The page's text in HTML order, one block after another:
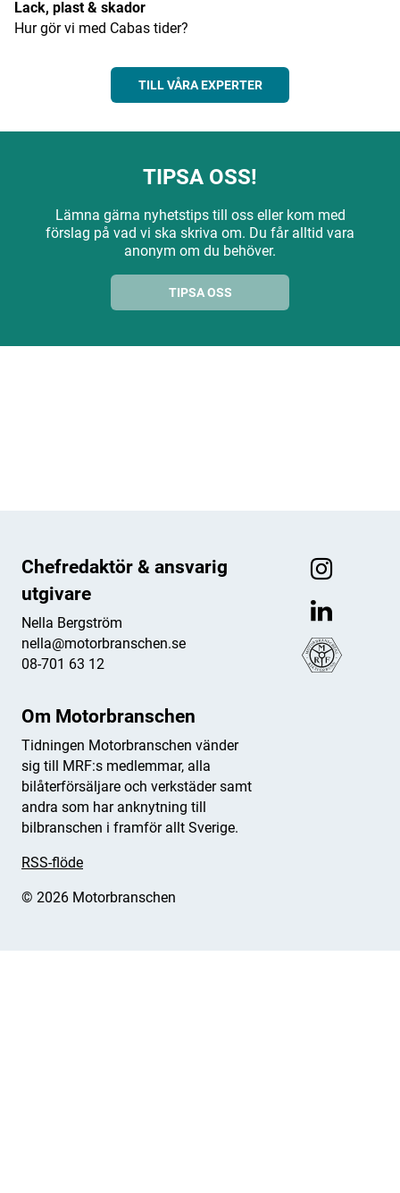
Lack, plast & skador
Hur gör vi med Cabas tider?
TILL VÅRA EXPERTER
TIPSA OSS!
Lämna gärna nyhetstips till oss eller kom med
förslag på vad vi ska skriva om. Du får alltid vara
anonym om du behöver.
TIPSA OSS
Om Motorbranschen
Tidningen Motorbranschen vänder
sig till MRF:s medlemmar, alla
bilåterförsäljare och verkstäder samt
andra som har anknytning till
bilbranschen i framför allt Sverige.
RSS-flöde
© 2026 Motorbranschen
Chefredaktör & ansvarig
utgivare
Nella Bergström
nella@motorbranschen.se
08-701 63 12